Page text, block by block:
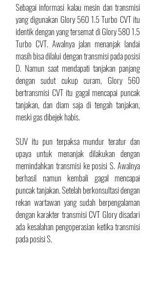
Sebagai informasi kalau mesin dan transmisi
yang digunakan Glory 560 1.5 Turbo CVT itu
identik dengan yang tersemat di Glory 580 1.5
Turbo CVT. Awalnya jalan menanjak landai
masih bisa dilalui dengan transmisi pada posisi
D. Namun saat mendapati tanjakan panjang
dengan sudut cukup curam, Glory 560
bertransmisi CVT itu gagal mencapai puncak
tanjakan, dan diam saja di tengah tanjakan,
meski gas dibejek habis.
SUV itu pun terpaksa mundur teratur dan
upaya untuk menanjak dilakukan dengan
memindahkan transmisi ke posisi S. Awalnya
berhasil namun kembali gagal mencapai
puncak tanjakan. Setelah berkonsultasi dengan
rekan wartawan yang sudah berpengalaman
dengan karakter transmisi CVT Glory disadari
ada kesalahan pengoperasian ketika transmisi
pada posisi S.